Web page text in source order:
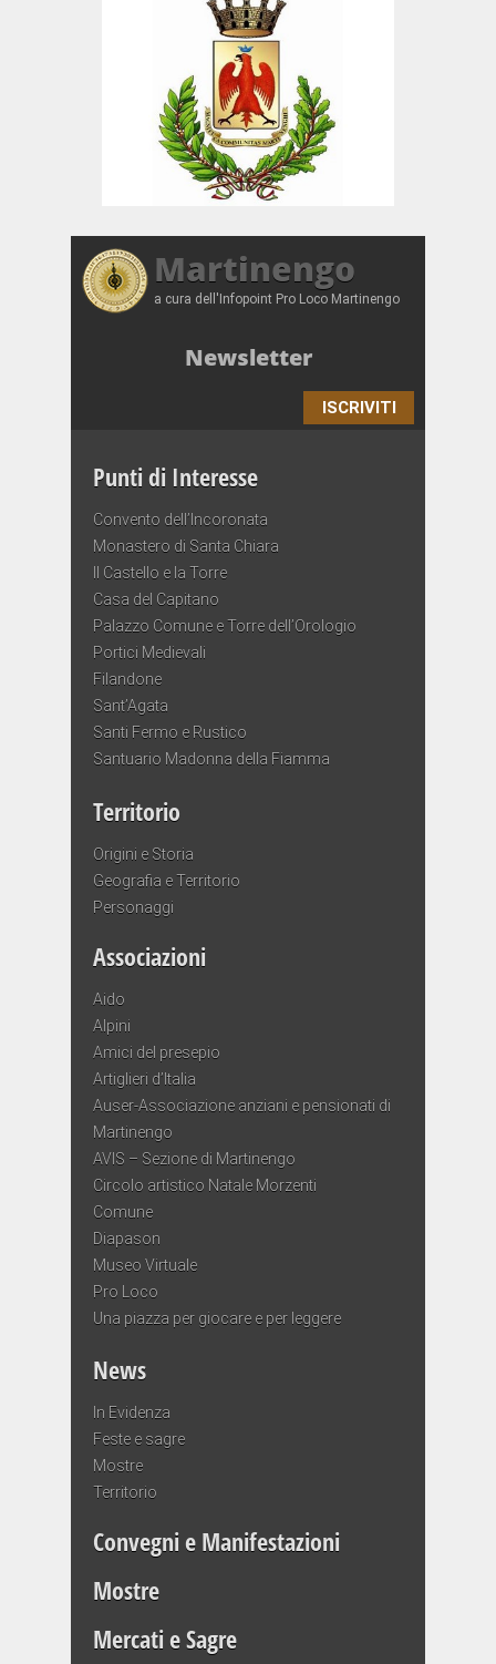
Martinengo
a cura dell'Infopoint Pro Loco Martinengo
Newsletter
ISCRIVITI
Punti di Interesse
Convento dell’Incoronata
Monastero di Santa Chiara
Il Castello e la Torre
Casa del Capitano
Palazzo Comune e Torre dell’Orologio
Portici Medievali
Filandone
Sant’Agata
Santi Fermo e Rustico
Santuario Madonna della Fiamma
Territorio
Origini e Storia
Geografia e Territorio
Personaggi
Associazioni
Aido
Alpini
Amici del presepio
Artiglieri d’Italia
Auser-Associazione anziani e pensionati di
Martinengo
AVIS – Sezione di Martinengo
Circolo artistico Natale Morzenti
Comune
Diapason
Museo Virtuale
Pro Loco
Una piazza per giocare e per leggere
News
In Evidenza
Feste e sagre
Mostre
Territorio
Convegni e Manifestazioni
Mostre
Mercati e Sagre